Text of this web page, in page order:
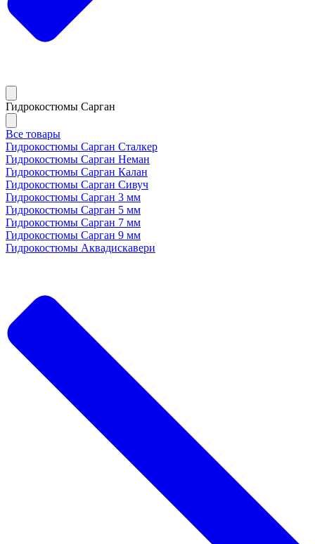
Гидрокостюмы Сарган
Все товары
Гидрокостюмы Сарган Сталкер
Гидрокостюмы Сарган Неман
Гидрокостюмы Сарган Калан
Гидрокостюмы Сарган Сивуч
Гидрокостюмы Сарган 3 мм
Гидрокостюмы Сарган 5 мм
Гидрокостюмы Сарган 7 мм
Гидрокостюмы Сарган 9 мм
Гидрокостюмы Аквадискавери